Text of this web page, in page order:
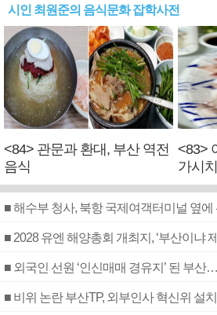
시인 최원준의 음식문화 잡학사전
<84> 관문과 환대, 부산 역전
음식
<83>
가시치
■ 해수부 청사, 북항 국제여객터미널 옆에
■ 2028 유엔 해양총회 개최지, ‘부산이냐
■ 외국인 선원 ‘인신매매 경유지’ 된 부산
■ 비위 논란 부산TP, 외부인사 혁신위 설치